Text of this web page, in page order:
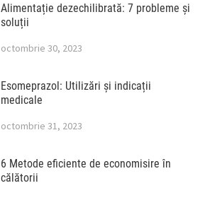
Alimentație dezechilibrată: 7 probleme și
soluții
octombrie 30, 2023
Esomeprazol: Utilizări și indicații
medicale
octombrie 31, 2023
6 Metode eficiente de economisire în
călătorii